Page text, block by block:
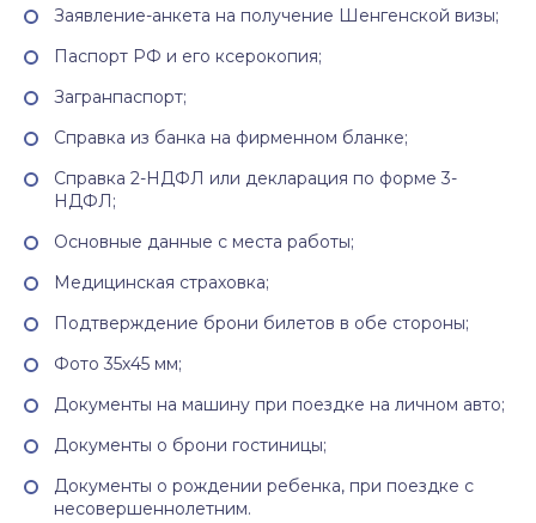
Заявление-анкета на получение Шенгенской визы;
Паспорт РФ и его ксерокопия;
Загранпаспорт;
Справка из банка на фирменном бланке;
Справка 2-НДФЛ или декларация по форме 3-
НДФЛ;
Основные данные с места работы;
Медицинская страховка;
Подтверждение брони билетов в обе стороны;
Фото 35х45 мм;
Документы на машину при поездке на личном авто;
Документы о брони гостиницы;
Документы о рождении ребенка, при поездке с
несовершеннолетним.